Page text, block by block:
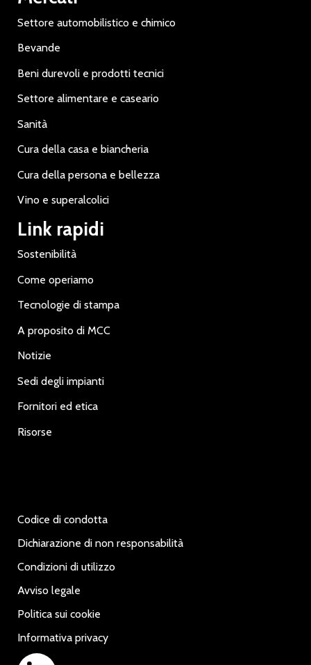
Settore automobilistico e chimico
Bevande
Beni durevoli e prodotti tecnici
Settore alimentare e caseario
Sanità
Cura della casa e biancheria
Cura della persona e bellezza
Vino e superalcolici
Link rapidi
Sostenibilità
Come operiamo
Tecnologie di stampa
A proposito di MCC
Notizie
Sedi degli impianti
Fornitori ed etica
Risorse
Codice di condotta
Dichiarazione di non responsabilità
Condizioni di utilizzo
Avviso legale
Politica sui cookie
Informativa privacy